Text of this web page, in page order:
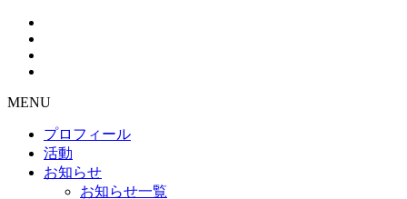
MENU
プロフィール
活動
お知らせ
お知らせ一覧